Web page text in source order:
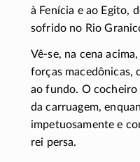
à Fenícia e ao Egito,
sofrido no Rio
Vê-se, na cena
forças macedônicas,
ao fundo. O cocheiro
da carruagem,
impetuosamente e
rei persa.